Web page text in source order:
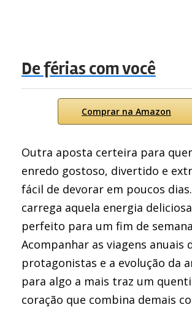
De férias com você
Comprar na Amazon
Outra aposta certeira para
enredo gostoso, divertido e
fácil de devorar em poucos
carrega aquela energia
perfeito para um fim de
Acompanhar as viagens anuais
protagonistas e a evolução da
para algo a mais traz um
coração que combina demais